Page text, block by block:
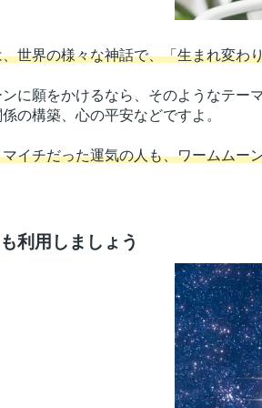
世界の様々な神話で、「生まれ変わ
に願をかけるなら、そのようなテー
の構築、心の平安などですよ。
イチだった運気の人も、ワームムー
利用しましょう